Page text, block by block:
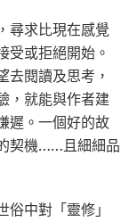
尋求比現在感覺
受或拒絕開始。
去閱讀及思考，
，就能與作者建
遲。一個好的故
契機……且細細品
中對「靈修」